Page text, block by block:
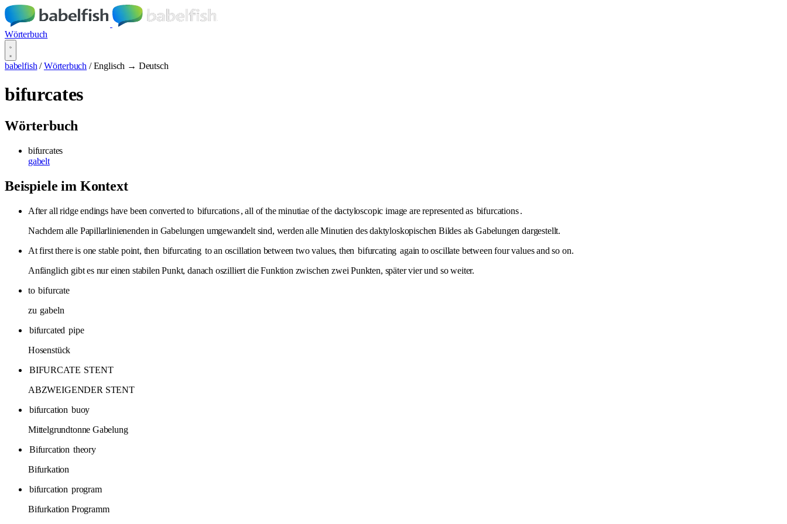
Wörterbuch
babelfish / Wörterbuch / Englisch → Deutsch
bifurcates
Wörterbuch
bifurcates
gabelt
Beispiele im Kontext
After all ridge endings have been converted to bifurcations, all of the minutiae of the dactyloscopic image are represented as bifurcations .
Nachdem alle Papillarlinienenden in Gabelungen umgewandelt sind, werden alle Minutien des daktyloskopischen Bildes als Gabelungen dargestellt.
At first there is one stable point, then bifurcating to an oscillation between two values, then bifurcating again to oscillate between four values and so on.
Anfänglich gibt es nur einen stabilen Punkt, danach oszilliert die Funktion zwischen zwei Punkten, später vier und so weiter.
to bifurcate
zu gabeln
bifurcated pipe
Hosenstück
BIFURCATE STENT
ABZWEIGENDER STENT
bifurcation buoy
Mittelgrundtonne Gabelung
Bifurcation theory
Bifurkation
bifurcation program
Bifurkation Programm